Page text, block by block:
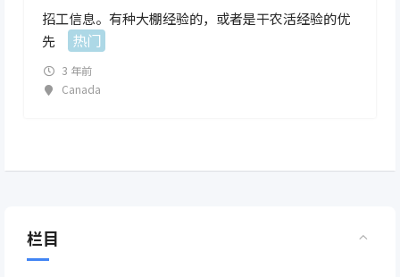
招工信息。有种大棚经验的，或者是干农活经验的优
先
热门
3 年前
Canada
栏目